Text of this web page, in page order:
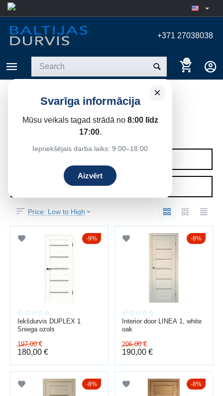
+371 27038038
0
×
Svarīga informācija
Mūsu veikals tagad strādā no 8:00 līdz
17:00.
Iepriekšējais darba laiks: 9:00–18:00
Aizvērt
KOKA IEKŠDURVIS AR
POLIPROPILĒNA APDARI
FILTERS
Price: Low to High
9%
Iekšdurvis DUPLEX 1
Sniega ozols
197,00 €
180,00 €
8%
Interior door LINEA 1, white
oak
206,00 €
190,00 €
8% 8%